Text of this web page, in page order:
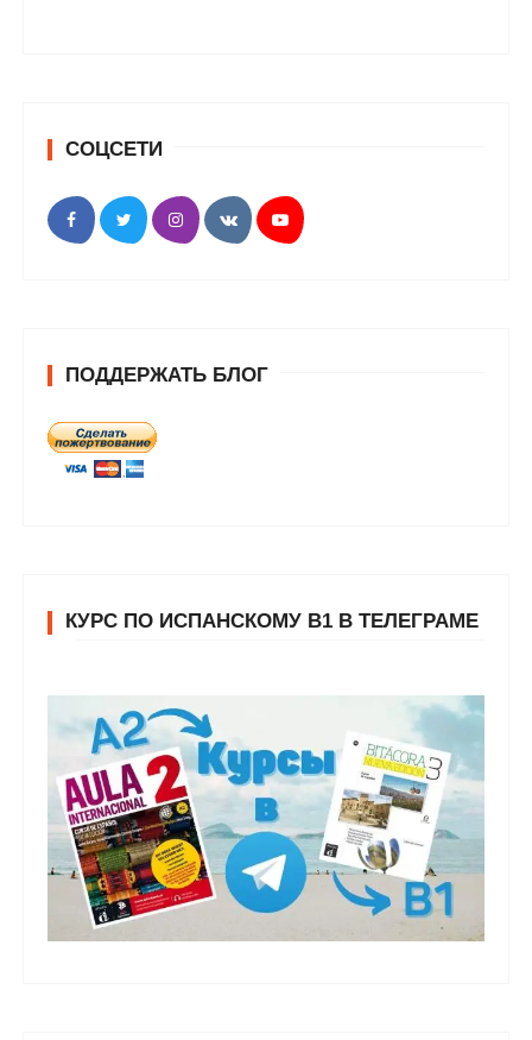
СОЦСЕТИ
ПОДДЕРЖАТЬ БЛОГ
КУРС ПО ИСПАНСКОМУ В1 В ТЕЛЕГРАМЕ